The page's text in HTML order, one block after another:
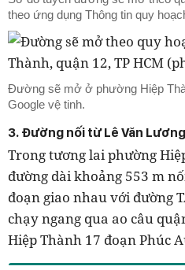
theo ứng dụng Thông tin quy
Đường sẽ mở ở phường Hiệp
Google vệ tinh.
3. Đường nối từ Lê Văn
Trong tương lai phường
đường dài khoảng 553 m
đoạn giao nhau với đường
chạy ngang qua ao câu
Hiệp Thành 17 đoạn Phúc